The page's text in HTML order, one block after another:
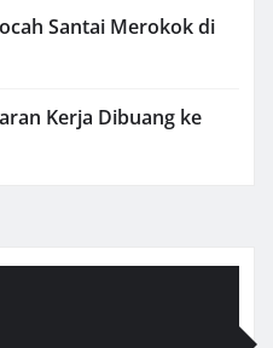
Santai Merokok di
Kerja Dibuang ke